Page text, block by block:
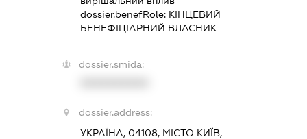
dossier.benefRole: КІНЦЕВИЙ
БЕНЕФІЦІАРНИЙ ВЛАСНИК
dossier.smida:
dossier.address:
УКРАЇНА, 04108, МІСТО КИЇВ,